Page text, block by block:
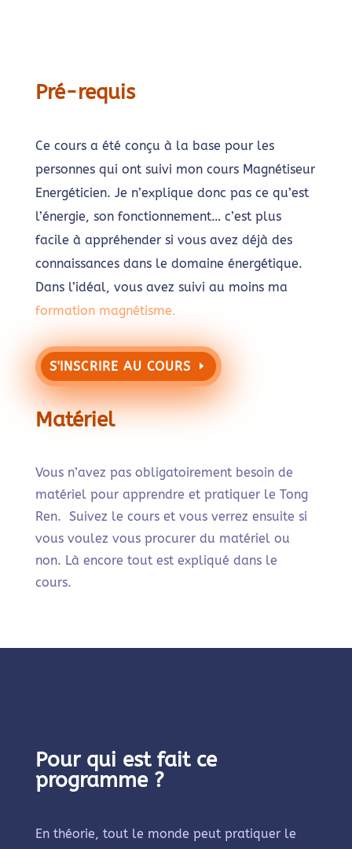
Pré-requis
Ce cours a été conçu à la base pour les
personnes qui ont suivi mon cours Magnétiseur
Energéticien. Je n’explique donc pas ce qu’est
l’énergie, son fonctionnement… c’est plus
facile à appréhender si vous avez déjà des
connaissances dans le domaine énergétique.
Dans l’idéal, vous avez suivi au moins ma
formation magnétisme.
S'INSCRIRE AU COURS
Matériel
Vous n’avez pas obligatoirement besoin de
matériel pour apprendre et pratiquer le Tong
Ren. Suivez le cours et vous verrez ensuite si
vous voulez vous procurer du matériel ou
non. Là encore tout est expliqué dans le
cours.
Pour qui est fait ce
programme ?
En théorie, tout le monde peut pratiquer le